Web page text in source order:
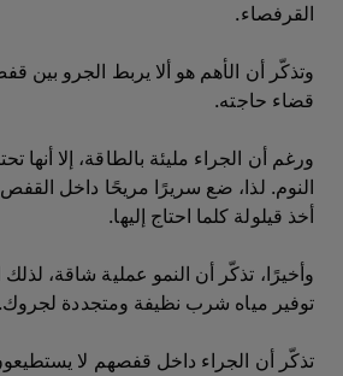
القرفصاء.
وتذكّر أن الأهم هو ألا يربط الجرو بين
قضاء حاجته.
ورغم أن الجراء مليئة بالطاقة، إلا أنها
النوم. لذا، ضع سريرًا مريحًا داخل
أخذ قيلولة كلما احتاج إليها.
وأخيرًا، تذكّر أن النمو عملية شاقة،
توفير مياه شرب نظيفة ومتجددة لجروك.
تذكّر أن الجراء داخل قفصهم لا